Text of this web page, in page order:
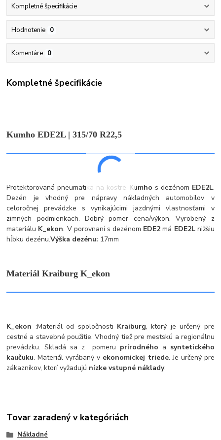
Kompletné špecifikácie
Hodnotenie 0
Komentáre 0
Kompletné špecifikácie
Kumho EDE2L | 315/70 R22,5
Protektorovaná pneumatika na kostre Kumho s dezénom EDE2L.
Dezén je vhodný pre nápravy nákladných automobilov v
celoročnej prevádzke s vynikajúcimi jazdnými vlastnosťami v
zimných podmienkach. Dobrý pomer cena/výkon. Vyrobený z
materiálu K_ekon. V porovnaní s dezénom EDE2 má EDE2Lnižšiu
hĺbku dezénu.Výška dezénu: 17mm
Materiál Kraiburg K_ekon
K_ekon :Materiál od spoločnosti Kraiburg, ktorý je určený pre
cestné a stavebné použitie. Vhodný tiež pre mestskú a regionálnu
prevádzku. Skladá sa z pomeru prírodného a syntetického
kaučuku. Materiál vyrábaný v ekonomickej triede. Je určený pre
zákazníkov, ktorí vyžadujú nízke vstupné náklady.
Tovar zaradený v kategóriách
Nákladné